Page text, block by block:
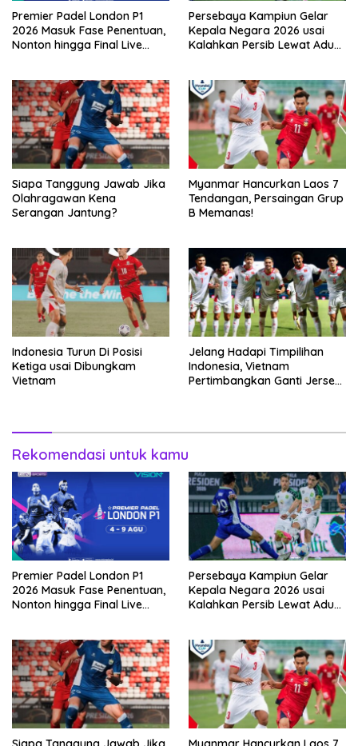
Premier Padel London P1
2026 Masuk Fase Penentuan,
Nonton hingga Final Live
Persebaya Kampiun Gelar
Kepala Negara 2026 usai
Kalahkan Persib Lewat Adu
Siapa Tanggung Jawab Jika
Olahragawan Kena
Serangan Jantung?
Myanmar Hancurkan Laos 7
Tendangan, Persaingan Grup
B Memanas!
Indonesia Turun Di Posisi
Ketiga usai Dibungkam
Vietnam
Jelang Hadapi Timpilihan
Indonesia, Vietnam
Pertimbangkan Ganti Jersey
Rekomendasi untuk kamu
Premier Padel London P1
2026 Masuk Fase Penentuan,
Nonton hingga Final Live
Persebaya Kampiun Gelar
Kepala Negara 2026 usai
Kalahkan Persib Lewat Adu